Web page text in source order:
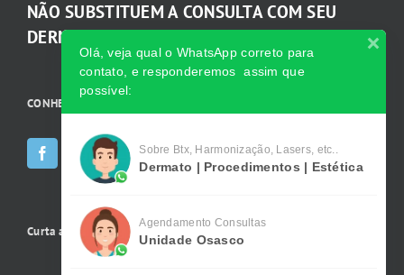
NÃO SUBSTITUEM A CONSULTA COM SEU
DERMATOLOGISTA.
CONHEÇA AS INCRÍVEIS Redes Sociais da Clínica
Curta a gente no Facebook
Olá, veja qual o WhatsApp correto para
contato, e responderemos assim que
possível:
Sobre Btx, Harmonização, Lasers, etc..
Dermato | Procedimentos | Estética
Agendamento Consultas
Unidade Osasco